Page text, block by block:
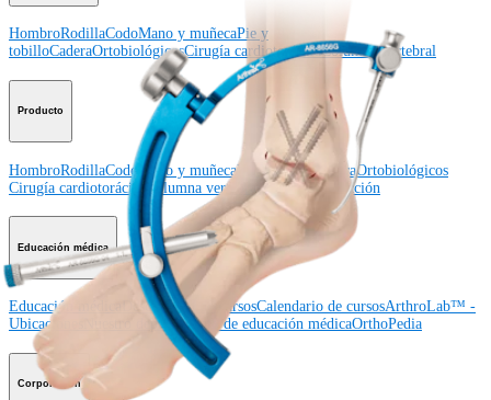
HombroRodillaCodoMano y muñecaPie y
tobilloCaderaOrtobiológicosCirugía cardiotorácicaColumna vertebral
Producto
HombroRodillaCodo Mano y muñecaPie y tobilloCaderaOrtobiológicos
Cirugía cardiotorácicaColumna vertebralImagen y resección
Educación médica
Educación médica Descripción de cursosCalendario de cursosArthroLab™ -
Ubicaciones
Nuestro departamento de educación médicaOrthoPedia
Corporación